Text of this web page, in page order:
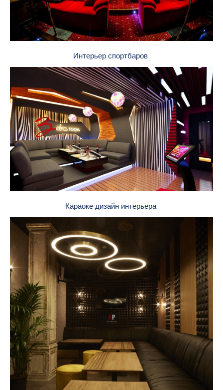
Интерьер спортбаров
Караоке дизайн интерьера